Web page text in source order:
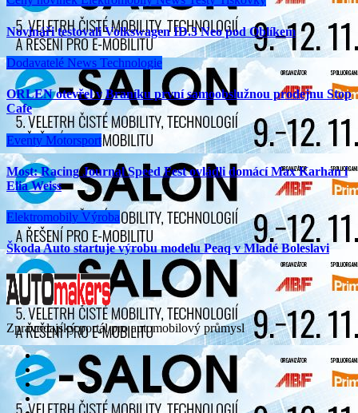
Novináři testovali Volkswagen ID.3 Neo pod Oblíkem
Dodavatelé News Technologie
ORLEN otevřel v Braníku první samoobslužnou prodejnu Stop
Cafe
Eventy Motorsport
Most: Racing Journal Speed Fest ovládli domácí Max Karhan i
Elia Weiss
Elektromobily Výroba
Škoda Auto startuje výrobu modelu Peaq v Mladé Boleslavi
Zpravodajský portál pro automobilový průmysl